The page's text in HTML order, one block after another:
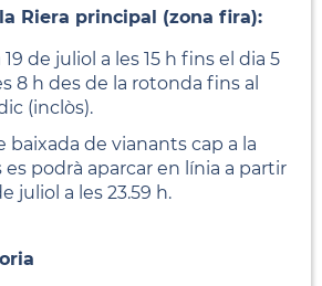
Riera principal (zona fira):
de juliol a les 15 h fins el dia 5
8 h des de la rotonda fins al
(inclòs).
baixada de vianants cap a la
es podrà aparcar en línia a partir
juliol a les 23.59 h.